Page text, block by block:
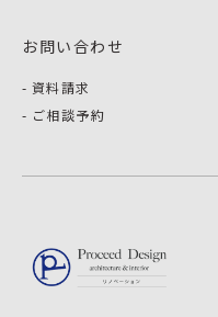
お問い合わせ
資料請求
ご相談予約